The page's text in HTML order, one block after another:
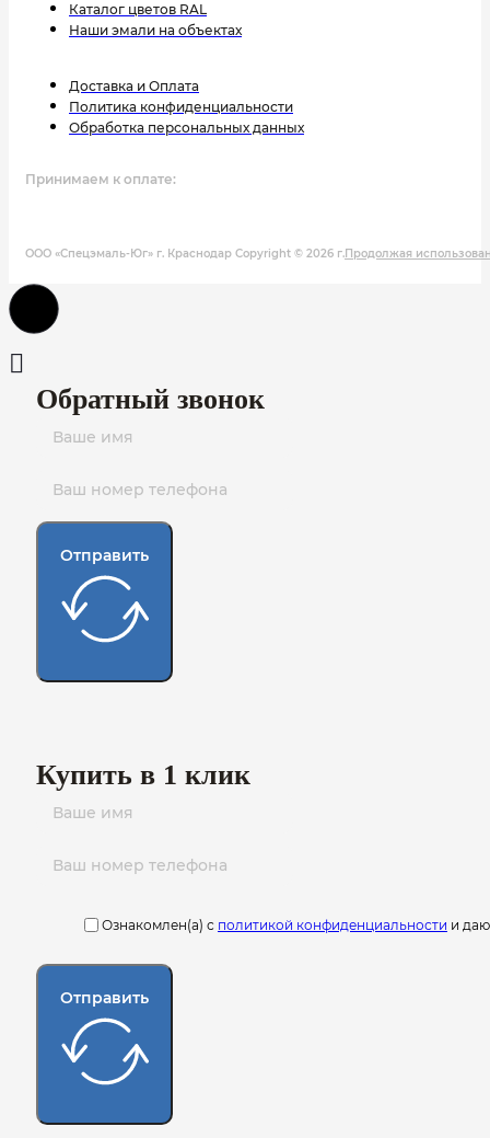
Каталог цветов RAL
Наши эмали на объектах
Доставка и Оплата
Политика конфиденциальности
Обработка персональных данных
Принимаем к оплате:
ООО «Спецэмаль-Юг» г. Краснодар Copyright © 2026 г.Продолжая
Обратный звонок
Отправить
Купить в 1 клик
Ознакомлен(а) с политикой конфиденциальности и
Отправить